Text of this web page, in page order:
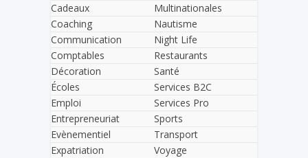
Cadeaux
Coaching
Communication
Comptables
Décoration
Écoles
Emploi
Entrepreneuriat
Evènementiel
Expatriation
Multinationales
Nautisme
Night Life
Restaurants
Santé
Services B2C
Services Pro
Sports
Transport
Voyage